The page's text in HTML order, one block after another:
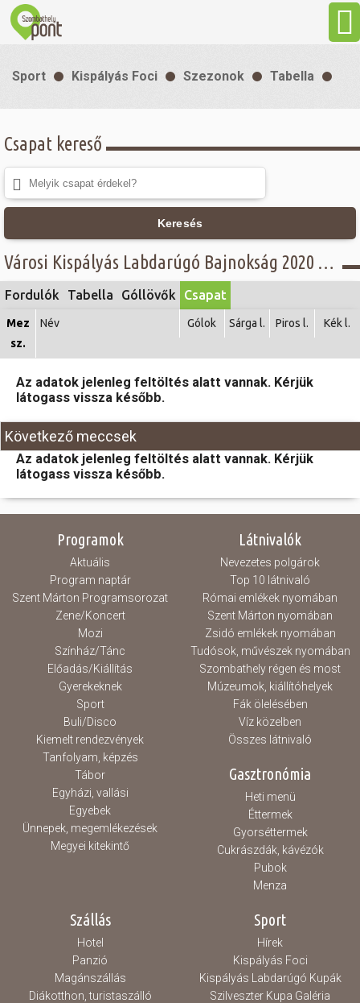
Látnivalók
Gasztronómia
Szállás
Sport
Hasznos
Sport Kispályás Foci Szezonok Tabella
Csapat kereső
Keresés
Városi Kispályás Labdarúgó Bajnokság 2020 - C. csoport -
Fordulók Tabella Góllövők Csapat
Mez
sz.
Név Gólok Sárga l. Piros l. Kék l.
Az adatok jelenleg feltöltés alatt vannak. Kérjük
látogass vissza később.
Következő meccsek
Az adatok jelenleg feltöltés alatt vannak. Kérjük
látogass vissza később.
Programok
Aktuális
Program naptár
Szent Márton Programsorozat
Zene/Koncert
Mozi
Színház/Tánc
Előadás/Kiállítás
Gyerekeknek
Sport
Buli/Disco
Kiemelt rendezvények
Tanfolyam, képzés
Tábor
Egyházi, vallási
Egyebek
Ünnepek, megemlékezések
Megyei kitekintő
Látnivalók
Nevezetes polgárok
Top 10 látnivaló
Római emlékek nyomában
Szent Márton nyomában
Zsidó emlékek nyomában
Tudósok, művészek nyomában
Szombathely régen és most
Múzeumok, kiállítóhelyek
Fák ölelésében
Víz közelben
Összes látnivaló
Gasztronómia
Heti menü
Éttermek
Gyorséttermek
Cukrászdák, kávézók
Pubok
Menza
Szállás
Hotel
Panzió
Magánszállás
Diákotthon, turistaszálló
Sport
Hírek
Kispályás Foci
Kispályás Labdarúgó Kupák
Szilveszter Kupa Galéria